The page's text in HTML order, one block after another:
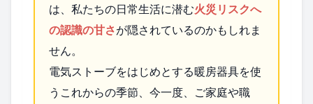
は、私たちの日常生活に潜む火災リスクへ
の認識の甘さが隠されているのかもしれま
せん。
電気ストーブをはじめとする暖房器具を使
うこれからの季節、今一度、ご家庭や職